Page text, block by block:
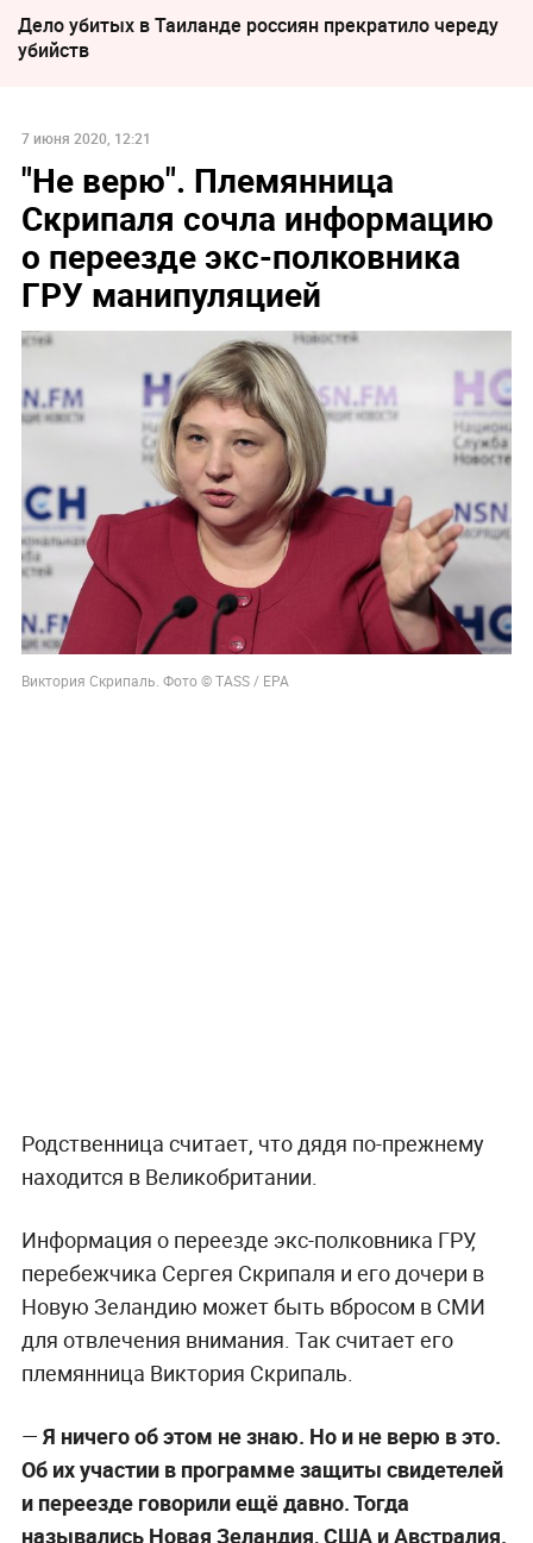
Дело убитых в Таиланде россиян прекратило череду
убийств
7 июня 2020, 12:21
"Не верю". Племянница
Скрипаля сочла информацию
о переезде экс-полковника
ГРУ манипуляцией
Виктория Скрипаль. Фото © TASS / EPA
Родственница считает, что дядя по-прежнему
находится в Великобритании.
Информация о переезде экс-полковника ГРУ,
перебежчика Сергея Скрипаля и его дочери в
Новую Зеландию может быть вбросом в СМИ
для отвлечения внимания. Так считает его
племянница Виктория Скрипаль.
— Я ничего об этом не знаю. Но и не верю в это.
Об их участии в программе защиты свидетелей
и переезде говорили ещё давно. Тогда
назывались Новая Зеландия, США и Австралия.